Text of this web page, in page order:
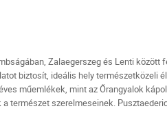
Zalaegerszeg és Lenti között
biztosít, ideális hely természetközeli
műemlékek, mint az Őrangyalok
természet szerelmeseinek.